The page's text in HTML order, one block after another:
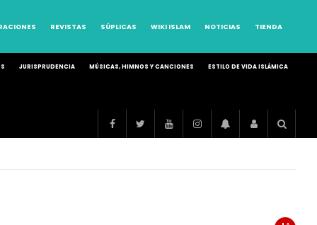
REVISTAS SÚPLICAS WIKI ISLAM NOTICIAS TIENDA
JURISPRUDENCIA MÚSICAS, HIMNOS Y CANCIONES ESTILO DE VIDA ISLÁMICA